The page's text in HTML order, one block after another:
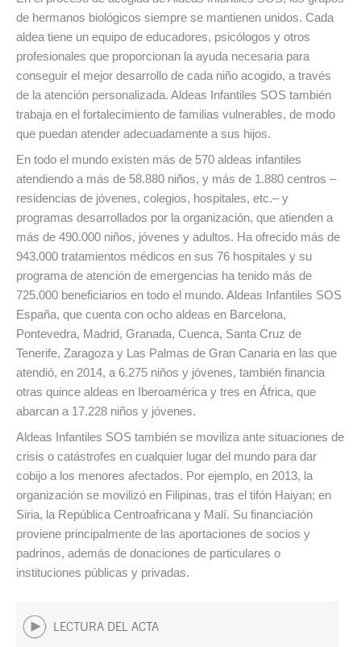
de hermanos biológicos siempre se mantienen unidos. Cada
aldea tiene un equipo de educadores, psicólogos y otros
profesionales que proporcionan la ayuda necesaria para
conseguir el mejor desarrollo de cada niño acogido, a través
de la atención personalizada. Aldeas Infantiles SOS también
trabaja en el fortalecimiento de familias vulnerables, de modo
que puedan atender adecuadamente a sus hijos.
En todo el mundo existen más de 570 aldeas infantiles
atendiendo a más de 58.880 niños, y más de 1.880 centros –
residencias de jóvenes, colegios, hospitales, etc.– y
programas desarrollados por la organización, que atienden a
más de 490.000 niños, jóvenes y adultos. Ha ofrecido más de
943.000 tratamientos médicos en sus 76 hospitales y su
programa de atención de emergencias ha tenido más de
725.000 beneficiarios en todo el mundo. Aldeas Infantiles SOS
España, que cuenta con ocho aldeas en Barcelona,
Pontevedra, Madrid, Granada, Cuenca, Santa Cruz de
Tenerife, Zaragoza y Las Palmas de Gran Canaria en las que
atendió, en 2014, a 6.275 niños y jóvenes, también financia
otras quince aldeas en Iberoamérica y tres en África, que
abarcan a 17.228 niños y jóvenes.
Aldeas Infantiles SOS también se moviliza ante situaciones de
crisis o catástrofes en cualquier lugar del mundo para dar
cobijo a los menores afectados. Por ejemplo, en 2013, la
organización se movilizó en Filipinas, tras el tifón Haiyan; en
Siria, la República Centroafricana y Malí. Su financiación
proviene principalmente de las aportaciones de socios y
padrinos, además de donaciones de particulares o
instituciones públicas y privadas.
LECTURA DEL ACTA